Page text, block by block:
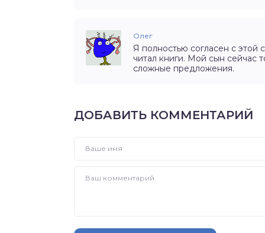
Олег
Я полностью согласен с этой
читал книги. Мой сын сейчас
сложные предложения.
ДОБАВИТЬ КОММЕНТАРИЙ